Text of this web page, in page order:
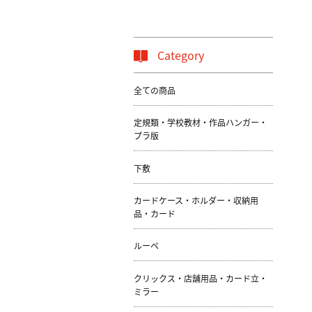
Category
全ての商品
定規類・学校教材・作品ハンガー・
プラ版
下敷
カードケース・ホルダー・収納用
品・カード
ルーペ
クリックス・店舗用品・カード立・
ミラー